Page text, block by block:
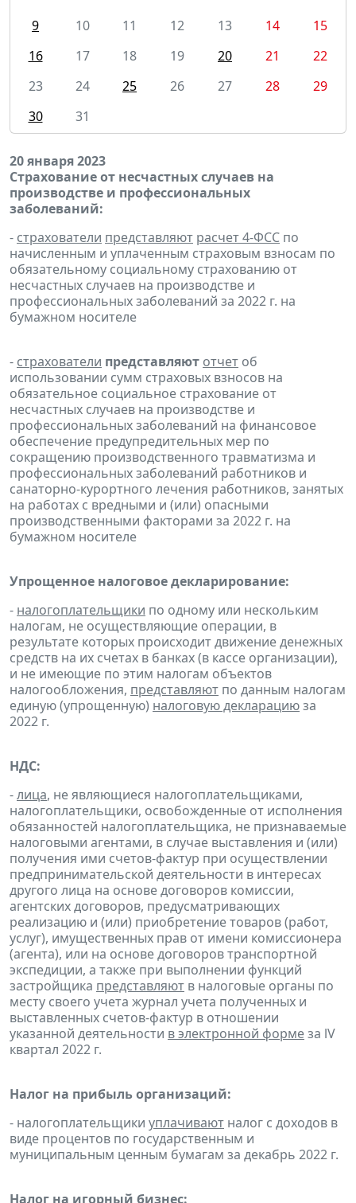
9
10 11 12 13 14
15
16
17 18 19 20 21
22
23
24 25 26 27 28
29
30
31
20 января 2023
Страхование от несчастных случаев на
производстве и профессиональных
заболеваний:
- страхователи представляют расчет 4-ФСС по
начисленным и уплаченным страховым взносам по
обязательному социальному страхованию от
несчастных случаев на производстве и
профессиональных заболеваний за 2022 г. на
бумажном носителе
- страхователи представляют отчет об
использовании сумм страховых взносов на
обязательное социальное страхование от
несчастных случаев на производстве и
профессиональных заболеваний на финансовое
обеспечение предупредительных мер по
сокращению производственного травматизма и
профессиональных заболеваний работников и
санаторно-курортного лечения работников, занятых
на работах с вредными и (или) опасными
производственными факторами за 2022 г. на
бумажном носителе
Упрощенное налоговое декларирование:
- налогоплательщики по одному или нескольким
налогам, не осуществляющие операции, в
результате которых происходит движение денежных
средств на их счетах в банках (в кассе организации),
и не имеющие по этим налогам объектов
налогообложения, представляют по данным налогам
единую (упрощенную) налоговую декларациюза
2022 г.
НДС:
-лица, не являющиеся налогоплательщиками,
налогоплательщики, освобожденные от исполнения
обязанностей налогоплательщика, не признаваемые
налоговыми агентами, в случае выставления и (или)
получения ими счетов-фактур при осуществлении
предпринимательской деятельности в интересах
другого лица на основе договоров комиссии,
агентских договоров, предусматривающих
реализацию и (или) приобретение товаров (работ,
услуг), имущественных прав от имени комиссионера
(агента), или на основе договоров транспортной
экспедиции, а также при выполнении функций
застройщика представляют в налоговые органы по
месту своего учета журнал учета полученных и
выставленных счетов-фактур в отношении
указанной деятельности в электронной формеза lV
квартал 2022 г.
Налог на прибыль организаций:
- налогоплательщики уплачивают налог с доходов в
виде процентов по государственным и
муниципальным ценным бумагам за декабрь 2022 г.
Налог на игорный бизнес: